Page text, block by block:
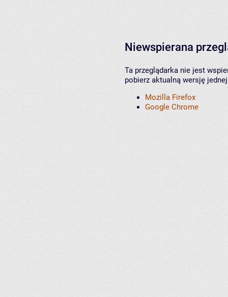
Niewspierana
Ta przeglądarka nie jest
pobierz aktualną wersję
Mozilla Firefox
Google Chrome